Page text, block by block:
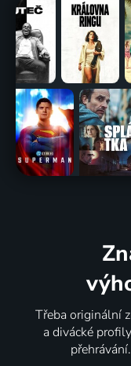
Třeba originální
a divácké